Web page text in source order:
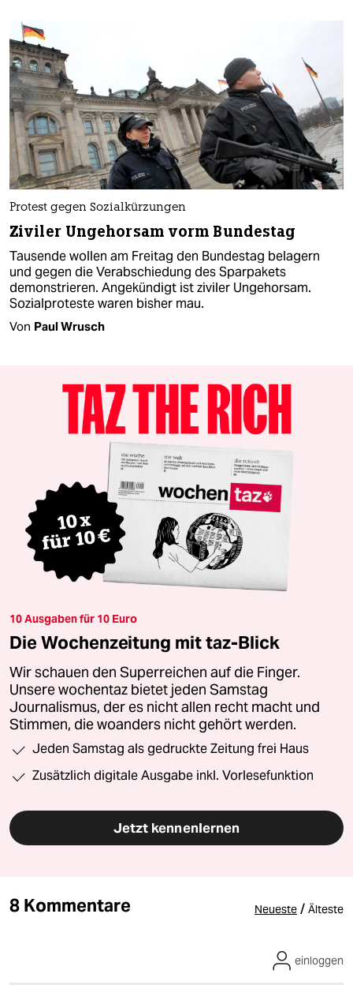
Protest gegen Sozialkürzungen
Ziviler Ungehorsam vorm Bundestag
Tausende wollen am Freitag den Bundestag belagern
und gegen die Verabschiedung des Sparpakets
demonstrieren. Angekündigt ist ziviler Ungehorsam.
Sozialproteste waren bisher mau.
Von Paul Wrusch
10 Ausgaben für 10 Euro
Die Wochenzeitung mit taz-Blick
Wir schauen den Superreichen auf die Finger.
Unsere wochentaz bietet jeden Samstag
Journalismus, der es nicht allen recht macht und
Stimmen, die woanders nicht gehört werden.
Jeden Samstag als gedruckte Zeitung frei Haus
Zusätzlich digitale Ausgabe inkl. Vorlesefunktion
Jetzt kennenlernen
8 Kommentare Neueste / Älteste
einloggen